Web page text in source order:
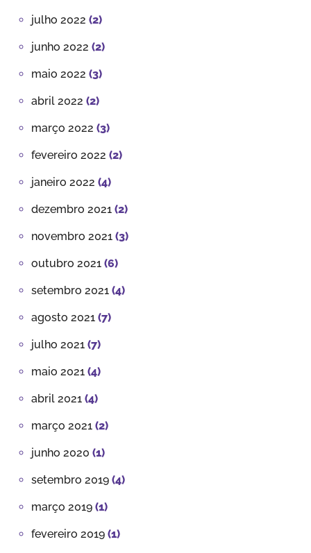
julho 2022 (2)
junho 2022 (2)
maio 2022 (3)
abril 2022 (2)
março 2022 (3)
fevereiro 2022 (2)
janeiro 2022 (4)
dezembro 2021 (2)
novembro 2021 (3)
outubro 2021 (6)
setembro 2021 (4)
agosto 2021 (7)
julho 2021 (7)
maio 2021 (4)
abril 2021 (4)
março 2021 (2)
junho 2020 (1)
setembro 2019 (4)
março 2019 (1)
fevereiro 2019 (1)